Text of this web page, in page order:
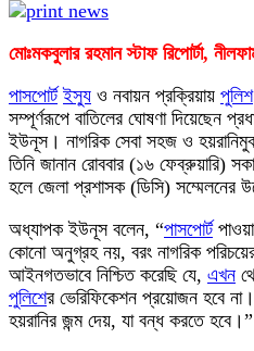
মোঃমকবুলার রহমান স্টাফ রিপোর্টা,
পাসপোর্ট ইস্যু ও নবায়ন প্রক্রিয়ায় পুলিশ
সম্পূর্ণরূপে বাতিলের ঘোষণা দিয়েছেন
ইউনূস। নাগরিক সেবা সহজ ও
তিনি জানান রোববার (১৬ ফেব্রুয়ারি)
হলে জেলা প্রশাসক (ডিসি) সম্মেলনের
অধ্যাপক ইউনূস বলেন, “পাসপোর্ট
কোনো অনুগ্রহ নয়, বরং নাগরিক
আইনগতভাবে নিশ্চিত করেছি যে, এখন
পুলিশের ভেরিফিকেশন প্রয়োজন হবে
হয়রানির জন্ম দেয়, যা বন্ধ করতে হবে।”